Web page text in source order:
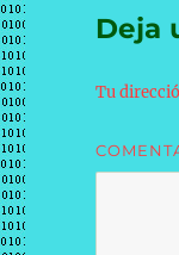
Deja
Tu